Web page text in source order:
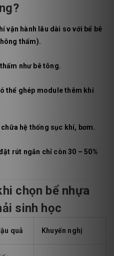
vận hành lâu dài so với bể bê
thấm).
như bê tông.
thể ghép module thêm khi
hệ thống sục khí, bơm.
rút ngắn chỉ còn 30 – 50%
chọn bể nhựa
sinh học
quả Khuyến nghị